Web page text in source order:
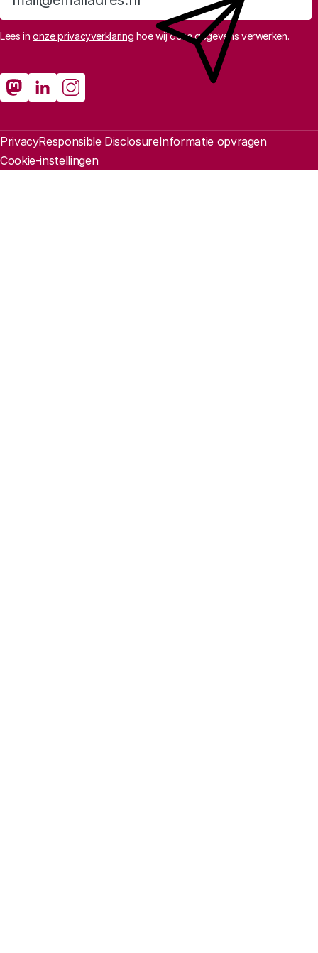
Lees inonze privacyverklaring hoe wij deze gegevens verwerken.
Sociale media
Rathenau Mastodon
Rathenau LinkedIn
Rathenau Instagram
Juridische informatie
PrivacyResponsible DisclosureInformatie opvragen
Cookie-instellingen